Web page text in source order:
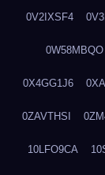
0V2IXSF4
0W58MBQO
0X4GG1J6
0ZAVTHSI
10LFO9CA